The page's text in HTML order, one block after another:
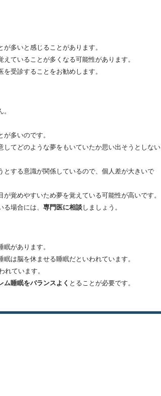
多いと感じることがあります。
ていることが多くなる可能性があります。
受診することをお勧めします。
多いのです。
てどのような夢をもいていたか思い出そうとしない
する意識が関係しているので、個人差が大きいで
覚めやすいため夢を覚えている可能性が高いです。
場合には、 専門医に相談しましょう。
があります。
は脳を休ませる睡眠だといわれています。
れています。
ム睡眠をバランスよく とることが必要です。